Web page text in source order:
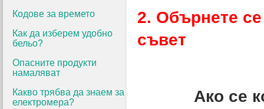
Кодове за времето
Как да изберем удобно
бельо?
Опасните продукти
намаляват
Какво трябва да знаем за
електромера?
2. Обърнете
съвет
Ако се